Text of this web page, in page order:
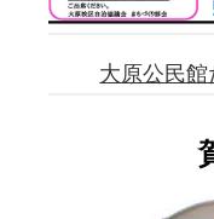
大原公民館